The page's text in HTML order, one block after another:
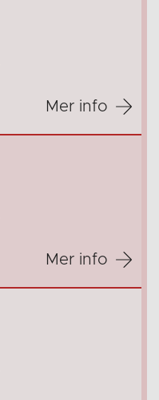
Mer info
Mer info